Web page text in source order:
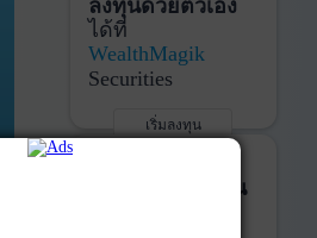
ลงทุนด้วยตัวเอง
ได้ที่
WealthMagik
Securities
เริ่มลงทุน
ติดตามการลงทุน